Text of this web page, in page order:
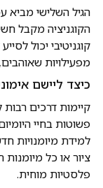
הגיל השלישי מביא
הקוגניציה מקבל
קוגניטיבי יכול
מפעילויות
כיצד ליישם
קיימות דרכים רבות
פשוטות בחיי
למידת מיומנויות
ציור או כל
פלסטיות מוחית.